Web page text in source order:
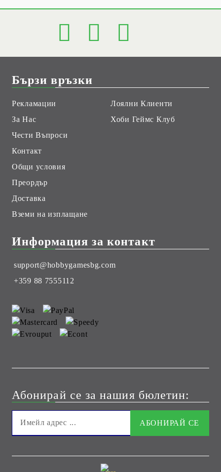
Бързи връзки
Рекламации
За Нас
Чести Въпроси
Контакт
Общи условия
Преордър
Доставка
Вземи на изплащане
Лоялни Клиенти
Хоби Геймс Клуб
Информация за контакт
support@hobbygamesbg.com
+359 88 7555112
Абонирай се за нашия бюлетин: